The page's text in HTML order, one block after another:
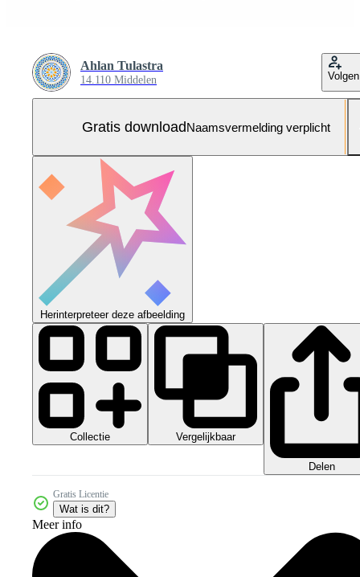
Ahlan Tulastra
14.110 Middelen Volgen
Gratis downloadNaamsvermelding verplicht
Herinterpreteer deze afbeelding
Collectie Vergelijkbaar
Delen
Gratis Licentie
Wat is dit?
Meer info